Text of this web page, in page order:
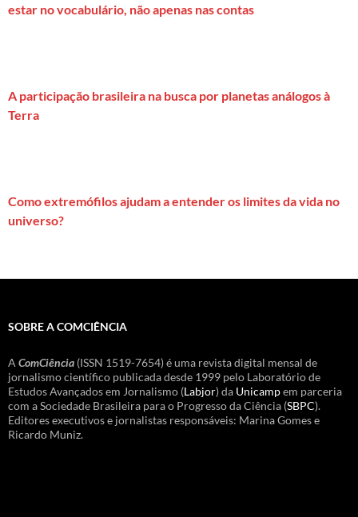
estar no vocabulário, não apenas nas contas
A participação brasileira na busca por planetas análogos à
Terra
Como extremófilos ajudam a entender os limites da vida no
universo?
SOBRE A COMCIÊNCIA
A ComCiência (ISSN 1519-7654) é uma revista digital mensal de
jornalismo científico publicada desde 1999 pelo Laboratório de
Estudos Avançados em Jornalismo (Labjor) da Unicampem parceria
com a Sociedade Brasileira para o Progresso da Ciência (SBPC).
Editores executivos e jornalistas responsáveis: Marina Gomes e
Ricardo Muniz.